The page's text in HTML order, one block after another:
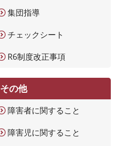
集団指導
チェックシート
R6制度改正事項
その他
障害者に関すること
障害児に関すること